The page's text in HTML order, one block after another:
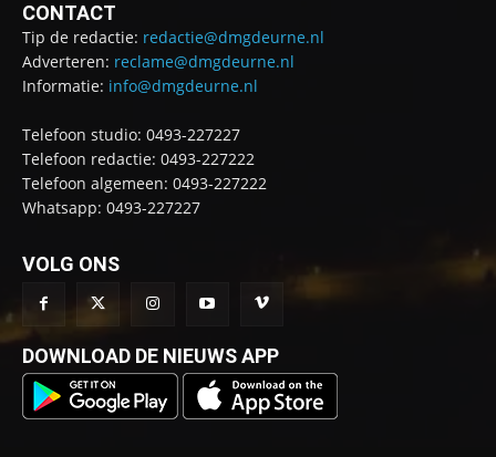
CONTACT
Tip de redactie: redactie@dmgdeurne.nl
Adverteren: reclame@dmgdeurne.nl
Informatie: info@dmgdeurne.nl
Telefoon studio: 0493-227227
Telefoon redactie: 0493-227222
Telefoon algemeen: 0493-227222
Whatsapp: 0493-227227
VOLG ONS
DOWNLOAD DE NIEUWS APP